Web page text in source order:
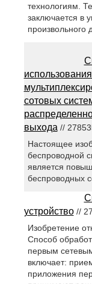
технологиям.
заключается в
произвольного
сотовых
выхода //
Настоящее
беспроводной
является
беспроводных
устройство//
Изобретение
Способ
первым
включает:
приложения